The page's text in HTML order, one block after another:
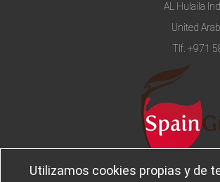
AL Hulaila
United
Tlf. +971
Utilizamos cookies propias y de
Sobre
Aviso legal